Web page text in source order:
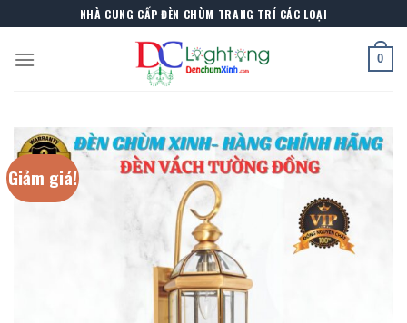
to
content
NHÀ CUNG CẤP ĐÈN CHÙM TRANG TRÍ CÁC LOẠI
0
Giảm giá!